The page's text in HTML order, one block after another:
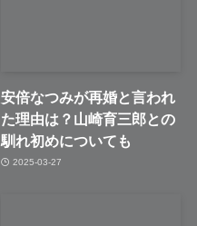
安倍なつみが再婚と言われ
た理由は？山崎育三郎との
馴れ初めについても
2025-03-27